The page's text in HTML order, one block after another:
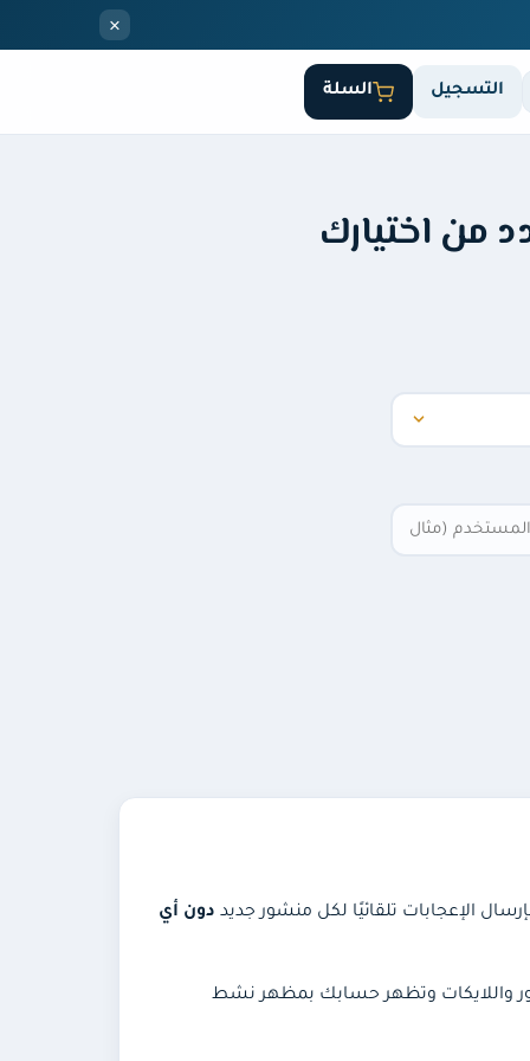
×
التسجيل السلة
من اختيارك
الإعجابات تلقائيًا لكل منشور جديد دون أي
واللايكات وتظهر حسابك بمظهر نشط